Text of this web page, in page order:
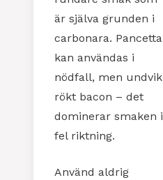
är själva grunden i
carbonara. Pancetta
kan användas i
nödfall, men undvik
rökt bacon – det
dominerar smaken i
fel riktning.
Använd aldrig